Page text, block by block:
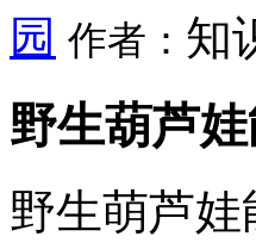
园 作者： 知
野生葫芦
野生萌芦